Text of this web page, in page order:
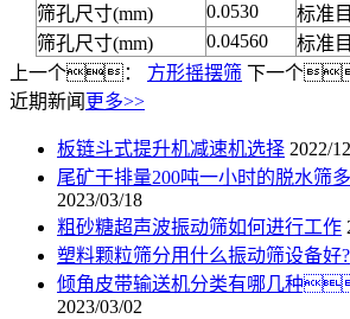
筛孔尺寸(mm)
0.0530 标准
筛孔尺寸(mm)
0.04560 标准
上一个： 方形摇摆筛 下一个
近期新闻 更多>>
板链斗式提升机减速机选择 2022/
尾矿干排量200吨一小时的脱水筛
2023/03/18
粗砂糖超声波振动筛如何进行工作
塑料颗粒筛分用什么振动筛设备好?
倾角皮带输送机分类有哪几种
2023/03/02